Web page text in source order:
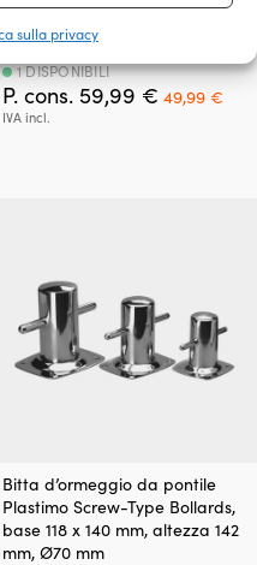
sulla privacy
Bitte d’ormeggio, doppia, 238 x
94 mm, acciaio galvanizzato
P. cons. 59,99 € Il
prezzo
49,99 €Il
IVA incl.
1 DISPONIBILI
Bitta d’ormeggio da pontile
Plastimo Screw-Type Bollards,
base 118 x 140 mm, altezza 142
mm, Ø70 mm